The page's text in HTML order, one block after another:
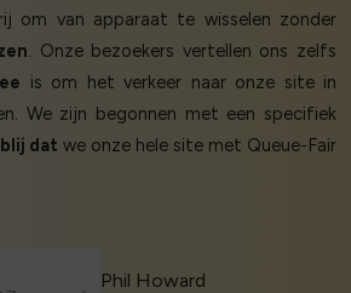
om van apparaat te wisselen zonder
. Onze bezoekers vertellen ons zelfs
is om het verkeer naar onze site in
We zijn begonnen met een specifiek
blij dat we onze hele site met Queue-Fair
Phil Howard